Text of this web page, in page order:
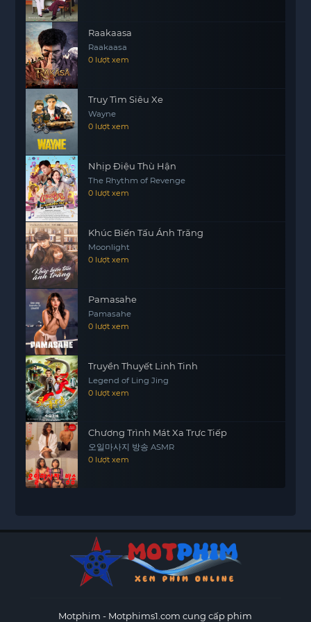
đình. Cuối cùng là Tào Dã, một họa sĩ với những ý
tưởng nghệ thuật tiên phong nhưng chưa bao giờ
được người khác hiểu và đánh giá cao.
Tất cả họ đều không ngừng nỗ lực theo đuổi ước
mơ của mình, mặc dù thực tại luôn khắc nghiệt
và đầy bất trắc. Khi bước sang năm 2000 và vào
thời đại mới, một số người trong số họ vẫn kiên trì
theo đuổi đam mê, trong khi một số khác buộc
phải từ bỏ. Tuy nhiên, ngọn lửa nghệ thuật trong
trái tim họ vẫn chưa bao giờ tắt.
Raakaasa
Raakaasa
0 lượt xem
Truy Tìm Siêu Xe
Wayne
0 lượt xem
Nhịp Điệu Thù Hận
The Rhythm of Revenge
0 lượt xem
Khúc Biến Tấu Ánh Trăng
Moonlight
0 lượt xem
Pamasahe
Pamasahe
0 lượt xem
Truyền Thuyết Linh Tinh
Legend of Ling Jing
0 lượt xem
Chương Trình Mát Xa Trực Tiếp
오일마사지 방송 ASMR
0 lượt xem
Motphim - Motphims1.com cung cấp phim